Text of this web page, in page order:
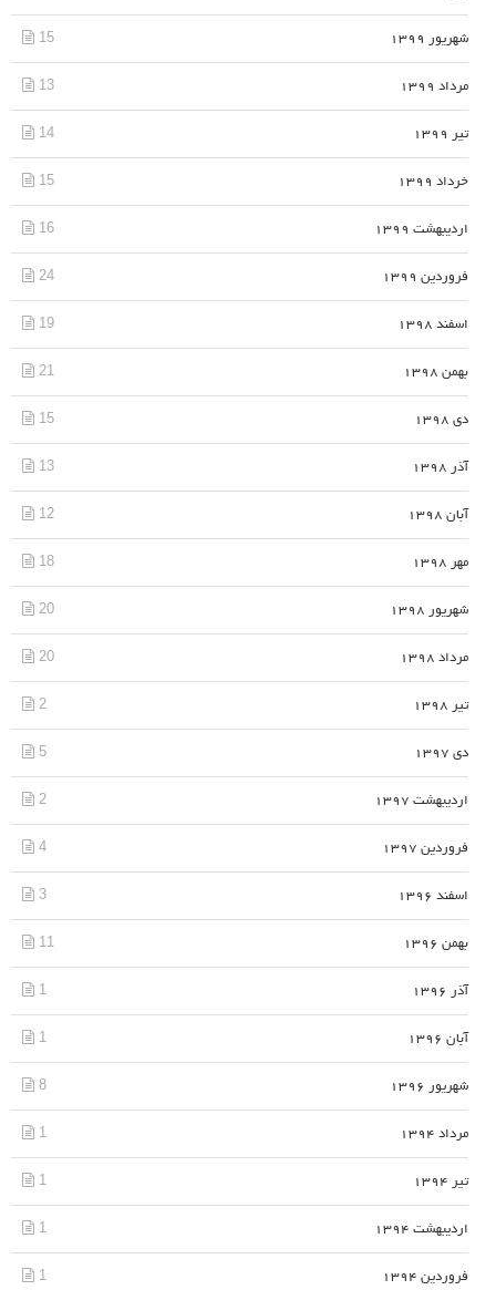
شهریور 1399 15
مرداد 1399 13
تیر 1399 14
خرداد 1399 15
اردیبهشت 1399 16
فروردین 1399 24
اسفند 1398 19
بهمن 1398 21
دی 1398 15
آذر 1398 13
آبان 1398 12
مهر 1398 18
شهریور 1398 20
مرداد 1398 20
تیر 1398 2
دی 1397 5
اردیبهشت 1397 2
فروردین 1397 4
اسفند 1396 3
بهمن 1396 11
آذر 1396 1
آبان 1396 1
شهریور 1396 8
مرداد 1394 1
تیر 1394 1
اردیبهشت 1394 1
فروردین 1394 1